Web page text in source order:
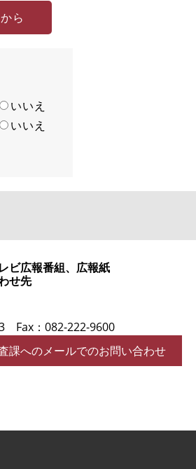
ら
いいえ
いいえ
ビ広報番組、広報紙
せ先
Fax：082-222-9600
課へのメールでのお問い合わせ